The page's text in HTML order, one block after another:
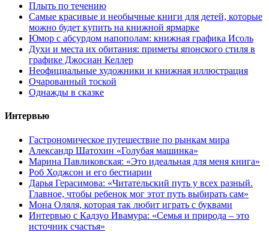
Плыть по течению
Самые красивые и необычные книги для детей, которые
можно будет купить на книжной ярмарке
Юмор с абсурдом напополам: книжная графика Исоль
Духи и места их обитания: приметы японского стиля в
графике Джосиан Келлер
Неофициальные художники и книжная иллюстрация
Очарованный тоской
Однажды в сказке
Интервью
Гастрономическое путешествие по рынкам мира
Александр Шатохин «Голубая машинка»
Марина Павликовская: «Это идеальная для меня книга»
Роб Ходжсон и его бестиарии
Дарья Герасимова: «Читательский путь у всех разный.
Главное, чтобы ребенок мог этот путь выбирать сам»
Мона Оляля, которая так любит играть с буквами
Интервью с Кадзуо Ивамура: «Семья и природа – это
источник счастья»